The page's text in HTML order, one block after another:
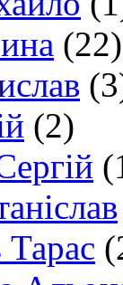
(22)
(2)
Тарас